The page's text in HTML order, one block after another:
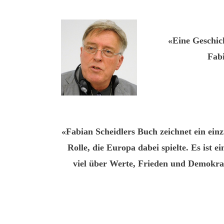
«Eine
«Fabian Scheidlers Buch zeichnet ein
Rolle, die Europa dabei spielte. Es ist
viel über Werte, Frieden und